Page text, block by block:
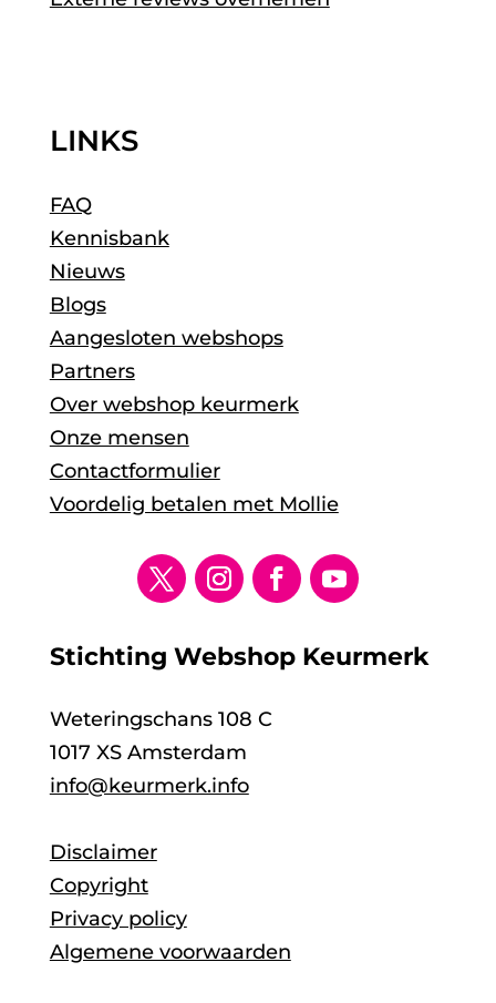
LINKS
FAQ
Kennisbank
Nieuws
Blogs
Aangesloten webshops
Partners
Over webshop keurmerk
Onze mensen
Contactformulier
Voordelig betalen met Mollie
Stichting Webshop Keurmerk
Weteringschans 108 C
1017 XS Amsterdam
info@keurmerk.info
Disclaimer
Copyright
Privacy policy
Algemene voorwaarden